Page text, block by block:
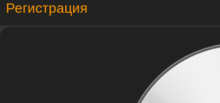
Регистрация